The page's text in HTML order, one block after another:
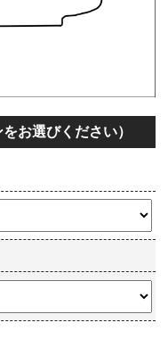
お選びください）